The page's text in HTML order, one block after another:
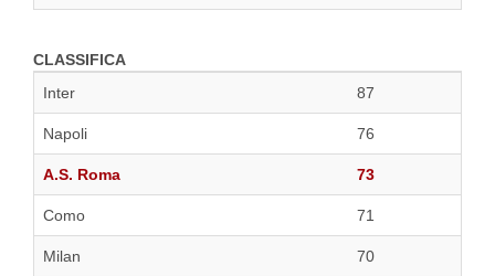
CLASSIFICA
Inter
87
Napoli 76
A.S. Roma 73
Como 71
Milan 70